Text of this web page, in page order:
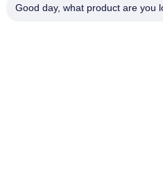
máquina de borda da
Good day, what product are you